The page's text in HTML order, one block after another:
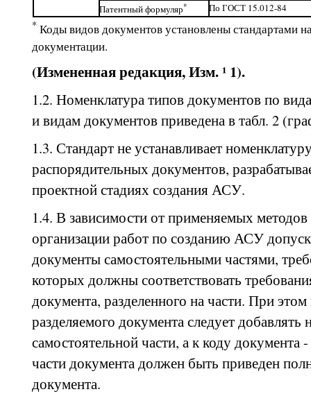
Патентный формуляр* По ГОСТ 15.012-84
* Коды видов документов установлены стандартами
документации.
(Измененная редакция, Изм. ¹ 1).
1.2. Номенклатура типов документов по
и видам документов приведена в табл. 2
1.3. Стандарт не устанавливает
распорядительных документов,
проектной стадиях создания АСУ.
1.4. В зависимости от применяемых методов
организации работ по созданию АСУ
документы самостоятельными частями,
которых должны соответствовать
документа, разделенного на части. При
разделяемого документа следует добавлять
самостоятельной части, а к коду
части документа должен быть приведен
документа.